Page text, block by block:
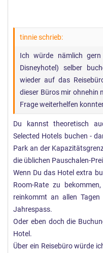
tinnie schrieb:
Ich würde nämlich
Disneyhotel) selber
wieder auf das
dieser Büros mir ohnehin
Frage weiterhelfen
Du kannst theoretisch
Selected Hotels buchen -
Park an der
die üblichen Pauschalen-
Wenn Du das Hotel extra
Room-Rate zu
reinkommt an allen
Jahrespass.
Oder eben doch die
Hotel.
Über ein Reisebüro würde